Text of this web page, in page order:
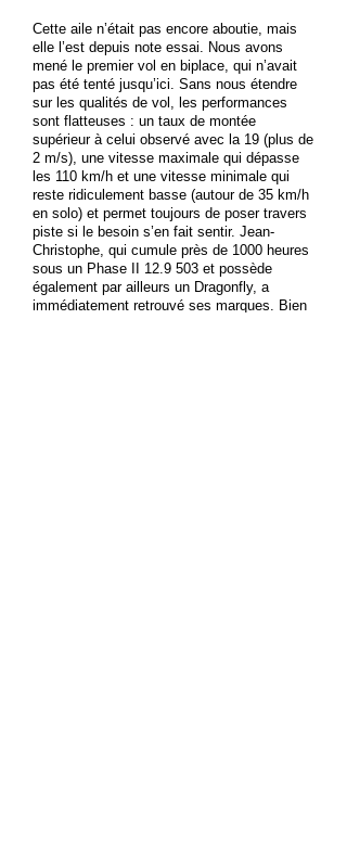
Cette aile n’était pas encore aboutie, mais
elle l’est depuis note essai. Nous avons
mené le premier vol en biplace, qui n’avait
pas été tenté jusqu’ici. Sans nous étendre
sur les qualités de vol, les performances
sont flatteuses : un taux de montée
supérieur à celui observé avec la 19 (plus de
2 m/s), une vitesse maximale qui dépasse
les 110 km/h et une vitesse minimale qui
reste ridiculement basse (autour de 35 km/h
en solo) et permet toujours de poser travers
piste si le besoin s’en fait sentir. Jean-
Christophe, qui cumule près de 1000 heures
sous un Phase II 12.9 503 et possède
également par ailleurs un Dragonfly, a
immédiatement retrouvé ses marques. Bien